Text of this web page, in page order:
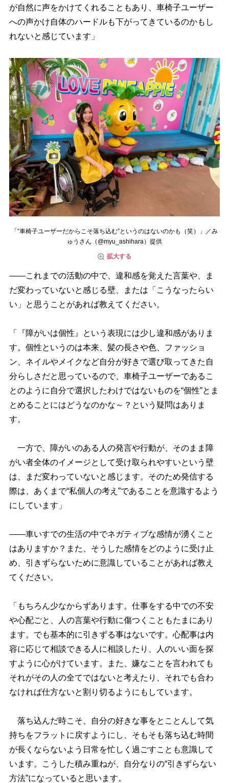
が自然に声をかけてくれることもあり、車椅子ユーザー
への声かけ自体のハードルも下がってきているのかもし
れないと感じています」
「“車椅子ユーザーだからこそ落ち込む”というのはないのかも（笑）」／み
ゅうさん（@myu_ashihara）提供
拡大する
――これまでの活動の中で、違和感を覚えた言葉や、ま
だ変わっていないと感じる壁、または「こうなったらい
い」と思うことがあれば教えてください。
「『障がいは個性』という表現には少し違和感がありま
す。個性というのは本来、髪の長さや色、ファッショ
ン、ネイルやメイクなど自分が好きで選び取ってきた自
分らしさだと思っているので、車椅子ユーザーであるこ
とのように自分で選択したわけではないものを“個性”とま
とめることにはどうなのかな～？という疑問はありま
す。
一方で、障がいのある人の発言や行動が、そのまま障
がい者全体のイメージとして受け取られやすいという壁
は、まだ変わっていないと感じます。そのため発信する
際は、あくまで“私個人の考え”であることを意識するよう
にしています」
――車いすでの生活の中でネガティブな感情が湧くこと
はありますか？また、そうした感情をどのように受け止
め、引きずらないために意識していることがあれば教え
てください。
「もちろん少なからずあります。仕事をする中での不安
心配ごと、人の言葉や行動に傷つくこともたまにあり
ます。でも基本的に引きずる事はないです。心配事は内
容に応じて相談できる人に相談したり、人のいい面を探
すように心がけています。また、嫌なことを言われても
それがその人の全てではないと考えたり、それでも合わ
なければ仕方ないと割り切るようにもしています。
落ち込んだ時こそ、自分の好きな事をとことんして気
持ちをフラットに戻すようにし、そもそも落ち込む時間
が長くならないよう日常を忙しく過ごすことも意識して
います。こうした積み重ねが、自分なりの“引きずらない
方法”になっていると思います。